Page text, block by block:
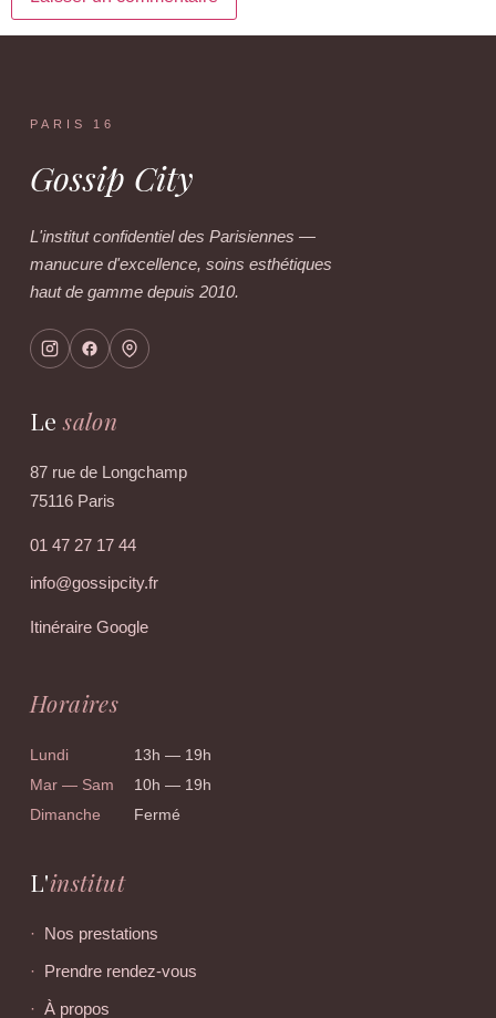
PARIS 16
Gossip City
L'institut confidentiel des Parisiennes —
manucure d'excellence, soins esthétiques
haut de gamme depuis 2010.
Lesalon
87 rue de Longchamp
75116 Paris
01 47 27 17 44
info@gossipcity.fr
Itinéraire Google
Horaires
Lundi
13h — 19h
Mar — Sam
10h — 19h
Dimanche
Fermé
L'institut
Nos prestations
Prendre rendez-vous
À propos